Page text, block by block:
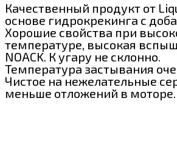
Качественный продукт от
основе гидрокрекинга с
Хорошие свойства при
температуре, высокая
NOACK. К угару не склонно.
Температура застывания
Чистое на нежелательные
меньше отложений в моторе.